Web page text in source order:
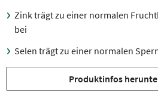
Zink trägt zu einer normalen
bei
Selen trägt zu einer normalen
Produktinfos